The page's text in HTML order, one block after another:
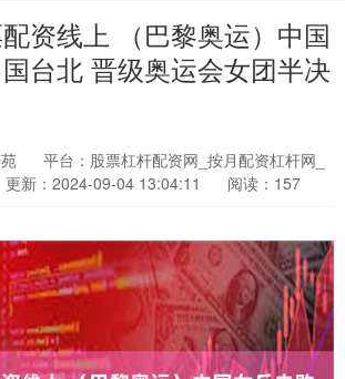
资线上 （巴黎奥运）中国
台北 晋级奥运会女团半决
平台：股票杠杆配资网_按月配资杠杆网_
更新：2024-09-04 13:04:11 阅读：157